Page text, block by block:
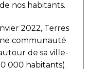
nos habitants.
2022, Terres
communauté
de sa ville-
000 habitants).